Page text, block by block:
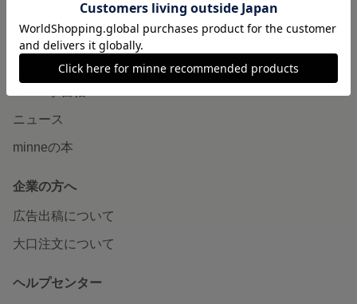
読みもの
minneとものづくりと
ニュース
minneの本
企業の方へ
広告出稿について
大口注文について
ヘルプセンター